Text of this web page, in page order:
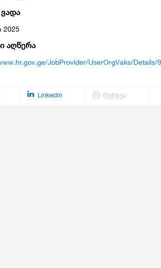
Კლასტერული
2025
აღწერა
JobProvider/UserOrgVaks/Details/
Linkedin ბეჭდვა